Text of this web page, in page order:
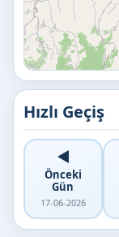
Hızlı Geçiş
◀️
Önceki
Gün
17-06-2026